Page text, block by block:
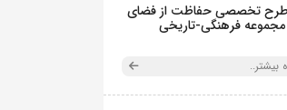
طرح تخصصی حفاظت از فضای
فرهنگی-تاریخی
بیشتر..